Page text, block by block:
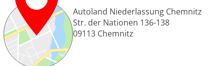
Autoland Niederlassung Chemnitz
Str. der Nationen 136-138
09113 Chemnitz